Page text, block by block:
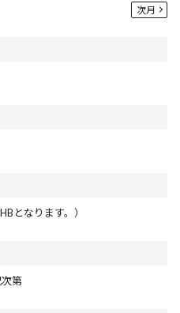
次月
となります。）
第